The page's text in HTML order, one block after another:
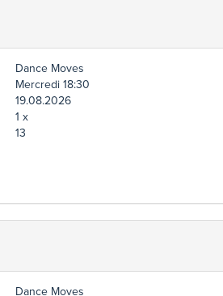
Dance Moves
Mercredi 18:30
19.08.2026
1 x
13
Dance Moves